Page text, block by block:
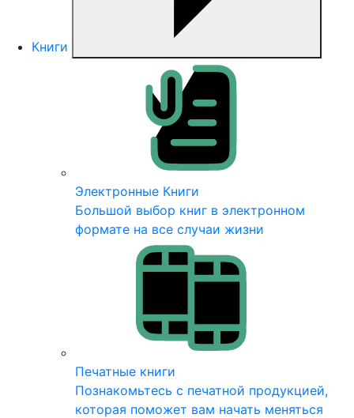
Книги
Электронные Книги
Большой выбор книг в электронном
формате на все случаи жизни
Печатные книги
Познакомьтесь с печатной продукцией,
которая поможет вам начать меняться